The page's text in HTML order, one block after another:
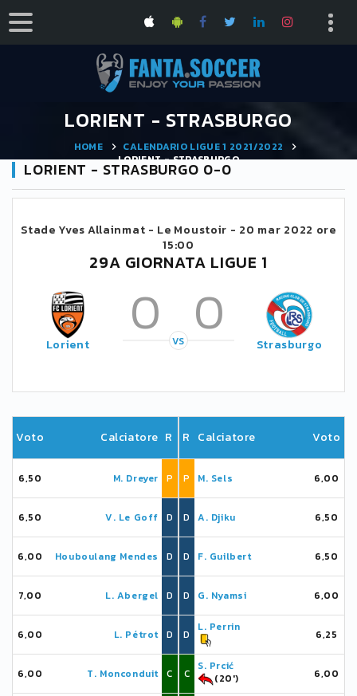
LORIENT - STRASBURGO
HOME
CALENDARIO LIGUE 1 2021/2022
LORIENT - STRASBURGO
LORIENT - STRASBURGO 0-0
Stade Yves Allainmat - Le Moustoir - 20 mar 2022 ore
15:00
29A GIORNATA LIGUE 1
Lorient 0 0
VS Strasburgo
Voto Calciatore R
6,50 M. Dreyer P
6,50 V. Le Goff D
6,00 Houboulang Mendes D
7,00 L. Abergel D
6,00 L. Pétrot D
6,00 T. Monconduit C
R Calciatore Voto
P M. Sels 6,00
D A. Djiku 6,50
D F. Guilbert 6,50
D G. Nyamsi 6,00
D
L. Perrin
6,25
C
S. Prcić
(20')
6,00